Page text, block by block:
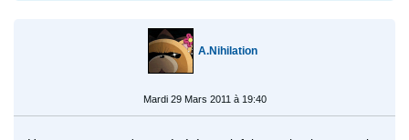
A.Nihilation
Mardi 29 Mars 2011 à 19:40